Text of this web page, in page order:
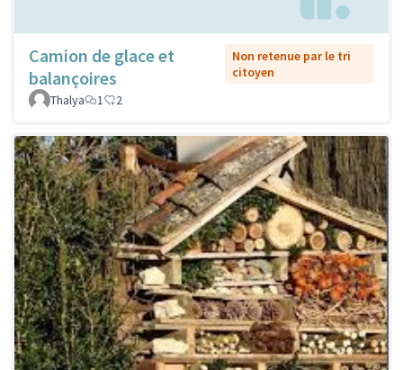
Camion de glace et
balançoires
Non retenue par le tri
citoyen
Thalya
1 2